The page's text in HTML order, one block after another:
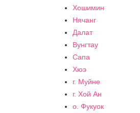
Хошимин
Нячанг
Далат
Вунгтау
Сапа
Хюэ
г. Муйне
г. Хой Ан
о. Фукуок